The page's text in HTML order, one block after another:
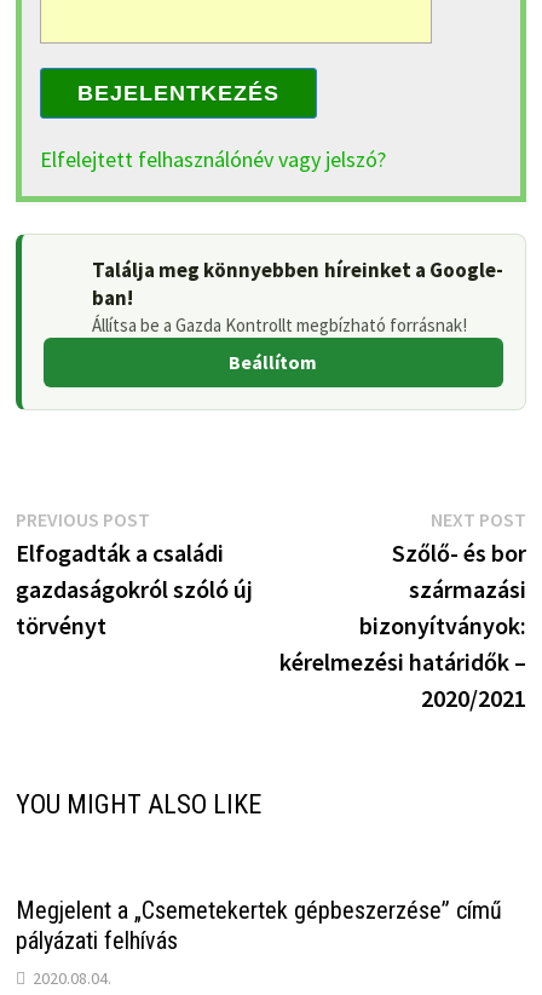
BEJELENTKEZÉS
Elfelejtett felhasználónév vagy jelszó?
Találja meg könnyebben híreinket a Google-
ban!
Állítsa be a Gazda Kontrollt megbízható forrásnak!
Beállítom
Bejegyzés
navigáció
PREVIOUS POSTPrevious
post:
Elfogadták a családi
gazdaságokról szóló új
törvényt
NEXT POST
Szőlő- és bor
származási
bizonyítványok:
kérelmezési határidők –
2020/2021
YOU MIGHT ALSO LIKE
Megjelent a „Csemetekertek gépbeszerzése” című
pályázati felhívás
2020.08.04.